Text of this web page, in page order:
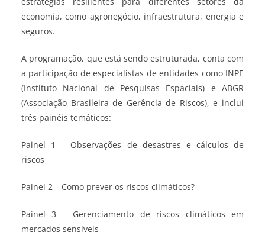
economia, como agronegócio, infraestrutura, energia e
seguros.
A programação, que está sendo estruturada, conta com
a participação de especialistas de entidades como INPE
(Instituto Nacional de Pesquisas Espaciais) e ABGR
(Associação Brasileira de Gerência de Riscos), e inclui
três painéis temáticos:
Painel 1 – Observações de desastres e cálculos de
riscos
Painel 2 – Como prever os riscos climáticos?
Painel 3 – Gerenciamento de riscos climáticos em
mercados sensíveis